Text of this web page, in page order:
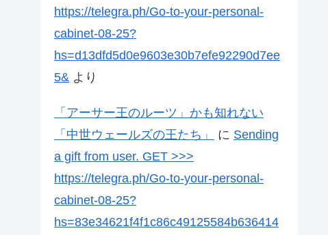
https://telegra.ph/Go-to-your-personal-
cabinet-08-25?
hs=d13dfd5d0e9603e30b7efe92290d7ee
5& より
「アーサー王のルーツ」かも知れない
「中世ウェールズの王たち」
に Sending
a gift from user. GЕТ >>>
https://telegra.ph/Go-to-your-personal-
cabinet-08-25?
hs=83e34621f4f1c86c49125584b636414